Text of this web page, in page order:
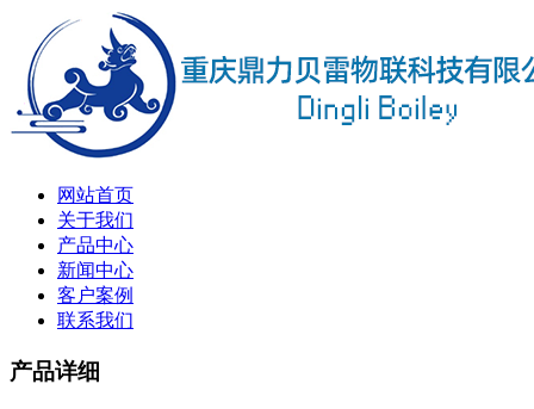
网站首页
关于我们
产品中心
新闻中心
客户案例
联系我们
产品详细